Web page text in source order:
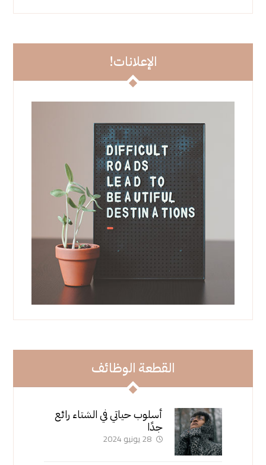
الإعلانات!
القطعة الوظائف
أسلوب حياتي في الشتاء رائع
جدًا
28 يونيو 2024